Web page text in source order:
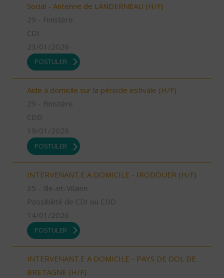
Social - Antenne de LANDERNEAU (H/F)
29 - Finistère
CDI
23/01/2026
POSTULER
Aide à domicile sur la période estivale (H/F)
29 - Finistère
CDD
19/01/2026
POSTULER
INTERVENANT.E A DOMICILE - IRODOUER (H/F)
35 - Ille-et-Vilaine
Possibilité de CDI ou CDD
14/01/2026
POSTULER
INTERVENANT.E A DOMICILE - PAYS DE DOL DE
BRETAGNE (H/F)